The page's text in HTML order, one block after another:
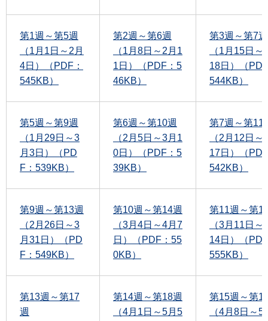
第1週～第5週
（1月1日～2月
4日）（PDF：
545KB）
第2週～第6週
（1月8日～2月1
1日）（PDF：5
46KB）
第3週～第7週
（1月15日～
18日）（
544KB）
第5週～第9週
（1月29日～3
月3日）（PD
F：539KB）
第6週～第10週
（2月5日～3月1
0日）（PDF：5
39KB）
第7週～第11
（2月12日～
17日）（
542KB）
第9週～第13週
（2月26日～3
月31日）（PD
F：549KB）
第10週～第14週
（3月4日～4月7
日）（PDF：55
0KB）
第11週～第
（3月11日～
14日）（
555KB）
第13週～第17
週
第14週～第18週
（4月1日～5月5
第15週～第
（4月8日～5